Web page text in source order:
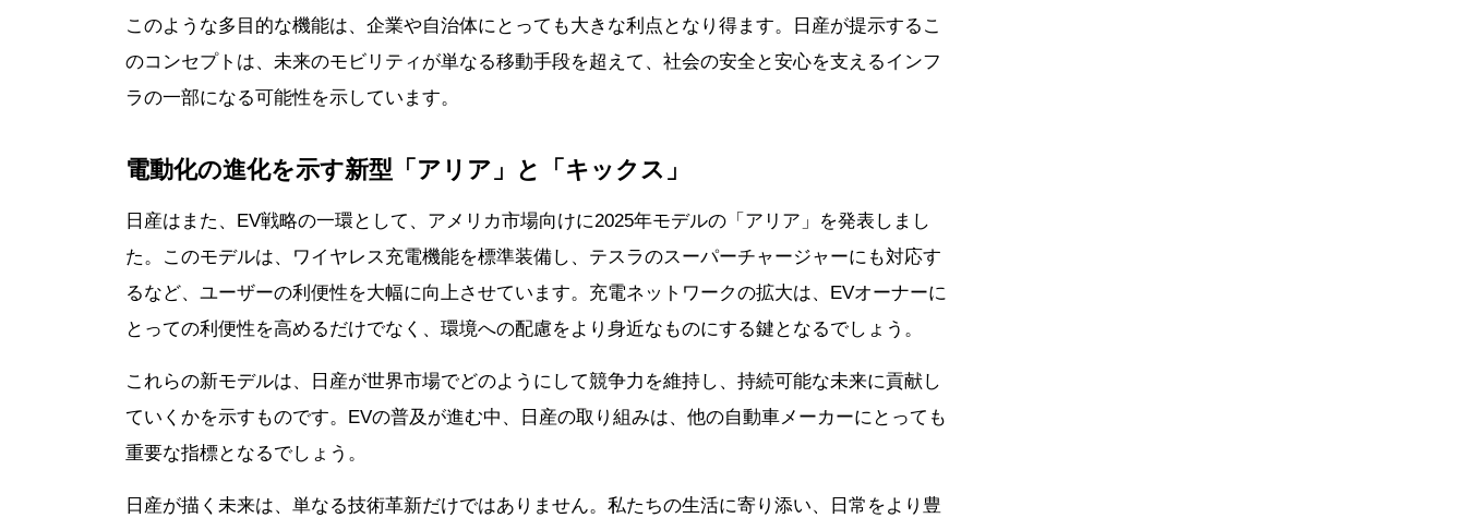
このような多目的な機能は、企業や自治体にとっても大きな利点となり得ます。日産が提示するこ
のコンセプトは、未来のモビリティが単なる移動手段を超えて、社会の安全と安心を支えるインフ
ラの一部になる可能性を示しています。
電動化の進化を示す新型「アリア」と「キックス」
日産はまた、EV戦略の一環として、アメリカ市場向けに2025年モデルの「アリア」を発表しまし
た。このモデルは、ワイヤレス充電機能を標準装備し、テスラのスーパーチャージャーにも対応す
るなど、ユーザーの利便性を大幅に向上させています。充電ネットワークの拡大は、EVオーナーに
とっての利便性を高めるだけでなく、環境への配慮をより身近なものにする鍵となるでしょう。
これらの新モデルは、日産が世界市場でどのようにして競争力を維持し、持続可能な未来に貢献し
ていくかを示すものです。EVの普及が進む中、日産の取り組みは、他の自動車メーカーにとっても
重要な指標となるでしょう。
日産が描く未来は、単なる技術革新だけではありません。私たちの生活に寄り添い、日常をより豊